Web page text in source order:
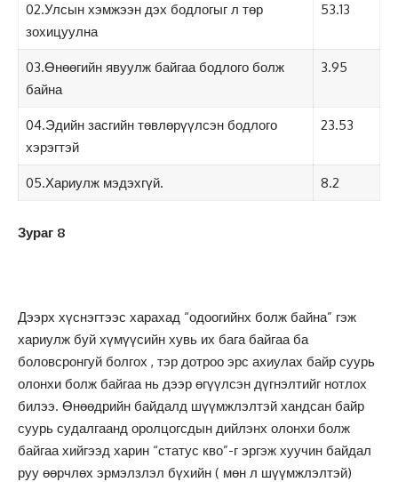
02.Улсын хэмжээн дэх бодлогыг л төр
зохицуулна
53.13
03.Өнөөгийн явуулж байгаа бодлого болж
байна
3.95
04.Эдийн засгийн төвлөрүүлсэн бодлого
хэрэгтэй
23.53
05.Хариулж мэдэхгүй. 8.2
Зураг 8
Дээрх хүснэгтээс харахад “одоогийнх болж байна” гэж
хариулж буй хүмүүсийн хувь их бага байгаа ба
боловсронгуй болгох , тэр дотроо эрс ахиулах байр суурь
олонхи болж байгаа нь дээр өгүүлсэн дүгнэлтийг нотлох
билээ. Өнөөдрийн байдалд шүүмжлэлтэй хандсан байр
суурь судалгаанд оролцогсдын дийлэнх олонхи болж
байгаа хийгээд харин “статус кво”-г эргэж хуучин байдал
руу өөрчлөх эрмэлзлэл бүхийн ( мөн л шүүмжлэлтэй)